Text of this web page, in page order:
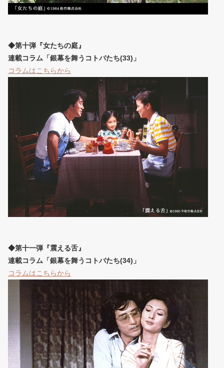
◆第十弾『女たちの庭』
連載コラム「銀幕を舞うコトバたち(33)」
コラムはこちらから
◆第十一弾『震える舌』
連載コラム「銀幕を舞うコトバたち(34)」
コラムはこちらから